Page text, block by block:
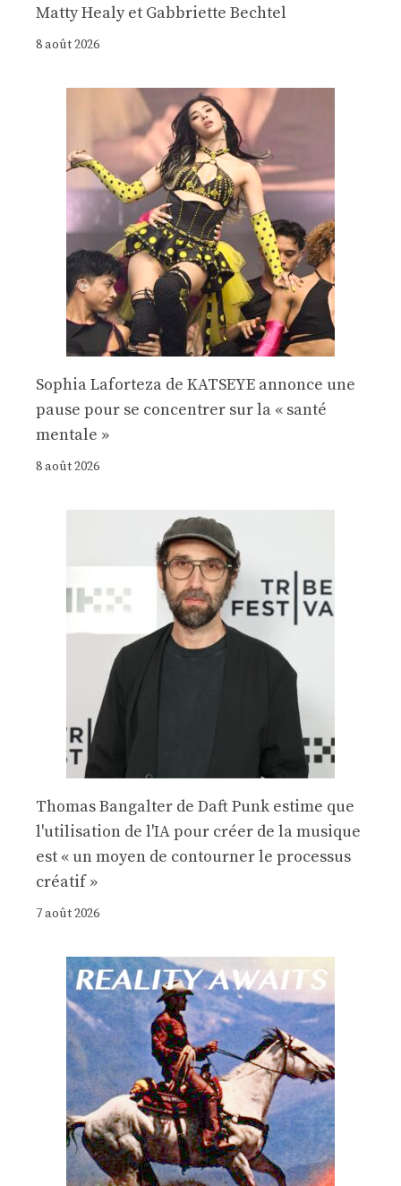
Matty Healy et Gabbriette Bechtel
8 août 2026
Sophia Laforteza de KATSEYE annonce une
pause pour se concentrer sur la « santé
mentale »
8 août 2026
Thomas Bangalter de Daft Punk estime que
l'utilisation de l'IA pour créer de la musique
est « un moyen de contourner le processus
créatif »
7 août 2026